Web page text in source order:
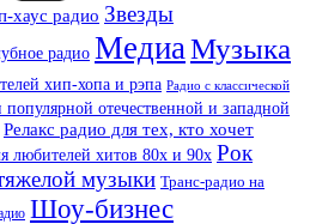
хаус радио Звезды
радио МедиаМузыка
хип-хопа и рэпа Радио с классической
отечественной и западной
Релакс радио для тех, кто хочет
любителей хитов 80х и 90х Рок
музыки Транс-радио на
Шоу-бизнес